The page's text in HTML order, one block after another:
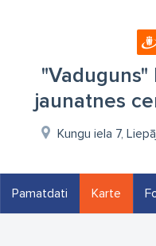
"Vaduguns"
jaunatnes
Kungu iela 7,
Pamatdati Karte